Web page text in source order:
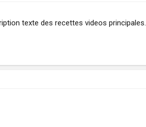
texte des recettes videos principales.